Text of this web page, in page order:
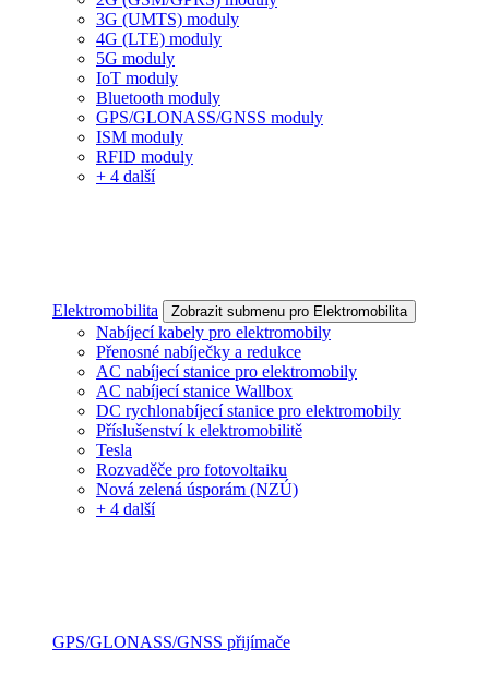
3G (UMTS) moduly
4G (LTE) moduly
5G moduly
IoT moduly
Bluetooth moduly
GPS/GLONASS/GNSS moduly
ISM moduly
RFID moduly
+ 4 další
Elektromobilita Zobrazit submenu pro Elektromobilita
Nabíjecí kabely pro elektromobily
Přenosné nabíječky a redukce
AC nabíjecí stanice pro elektromobily
AC nabíjecí stanice Wallbox
DC rychlonabíjecí stanice pro elektromobily
Příslušenství k elektromobilitě
Tesla
Rozvaděče pro fotovoltaiku
Nová zelená úsporám (NZÚ)
+ 4 další
GPS/GLONASS/GNSS přijímače